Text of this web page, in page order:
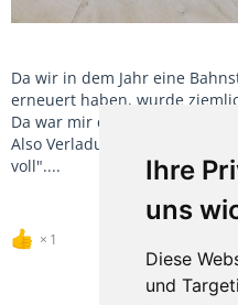
Ihre
uns
Diese
und
Da wir in dem Jahr eine
erneuert haben, wurde
Da war mir die Methode mit
Also Verladung im Kieswerk
voll"....
1